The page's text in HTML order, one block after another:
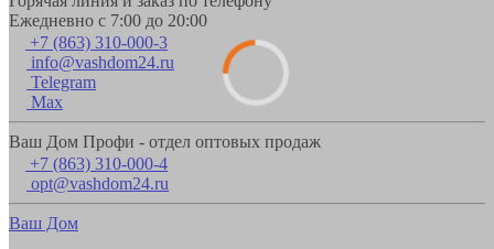
Ежедневно с 7:00 до 20:00
+7 (863) 310-000-3
info@vashdom24.ru
Telegram
Max
Ваш Дом Профи - отдел оптовых продаж
+7 (863) 310-000-4
opt@vashdom24.ru
Ваш Дом